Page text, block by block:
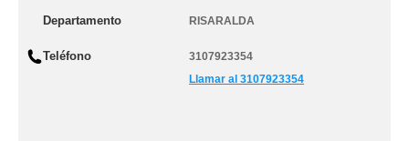
Departamento RISARALDA
Teléfono
3107923354
Llamar al 3107923354